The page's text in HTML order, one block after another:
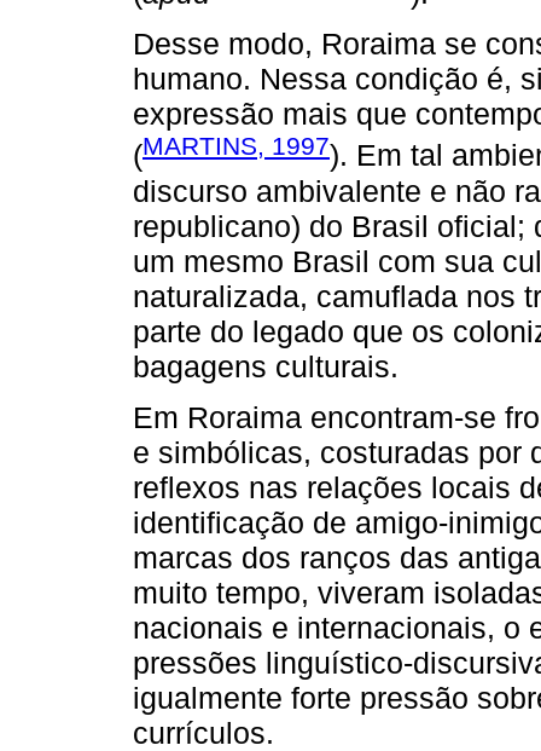
Desse modo, Roraima se
humano. Nessa condição é,
expressão mais que
(MARTINS, 1997). Em tal
discurso ambivalente e não
republicano) do Brasil
um mesmo Brasil com sua
naturalizada, camuflada nos
parte do legado que os
bagagens culturais.
Em Roraima encontram-se
e simbólicas, costuradas por
reflexos nas relações locais
identificação de amigo-
marcas dos ranços das
muito tempo, viveram
nacionais e internacionais, o
pressões linguístico-
igualmente forte pressão
currículos.